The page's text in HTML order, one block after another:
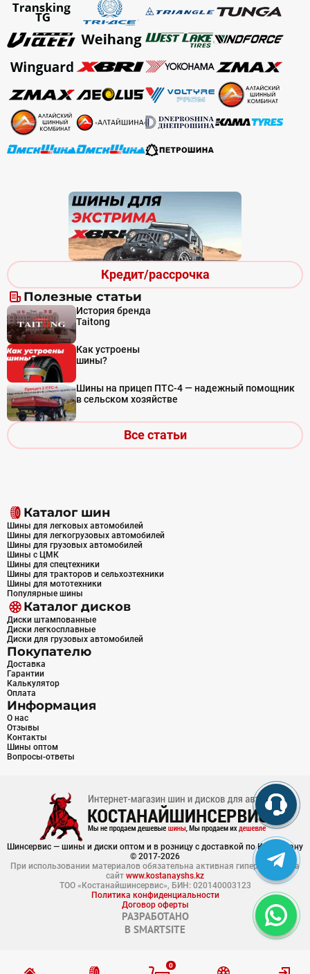
0
Кредит/рассрочка
Полезные статьи
История бренда
Taitong
Как устроены
шины?
Шины на прицеп ПТС-4 — надежный помощник
в сельском хозяйстве
Все статьи
Каталог шин
Шины для легковых автомобилей
Шины для легкогрузовых автомобилей
Шины для грузовых автомобилей
Шины с ЦМК
Шины для спецтехники
Шины для тракторов и сельхозтехники
Шины для мототехники
Популярные шины
Каталог дисков
Диски штампованные
Диски легкосплавные
Диски для грузовых автомобилей
Покупателю
Доставка
Гарантии
Калькулятор
Оплата
Информация
О нас
Отзывы
Контакты
Шины оптом
Вопросы-ответы
Шинсервис — шины и диски оптом и в розницу с доставкой по Казахстану
© 2017-2026
При использовании материалов обязательна активная гиперссылка на
сайт www.kostanayshs.kz
ТОО «Костанайшинсервис», БИН: 020140003123
Политика конфиденциальности
Договор оферты
РАЗРАБОТАНО
В SMARTSITE